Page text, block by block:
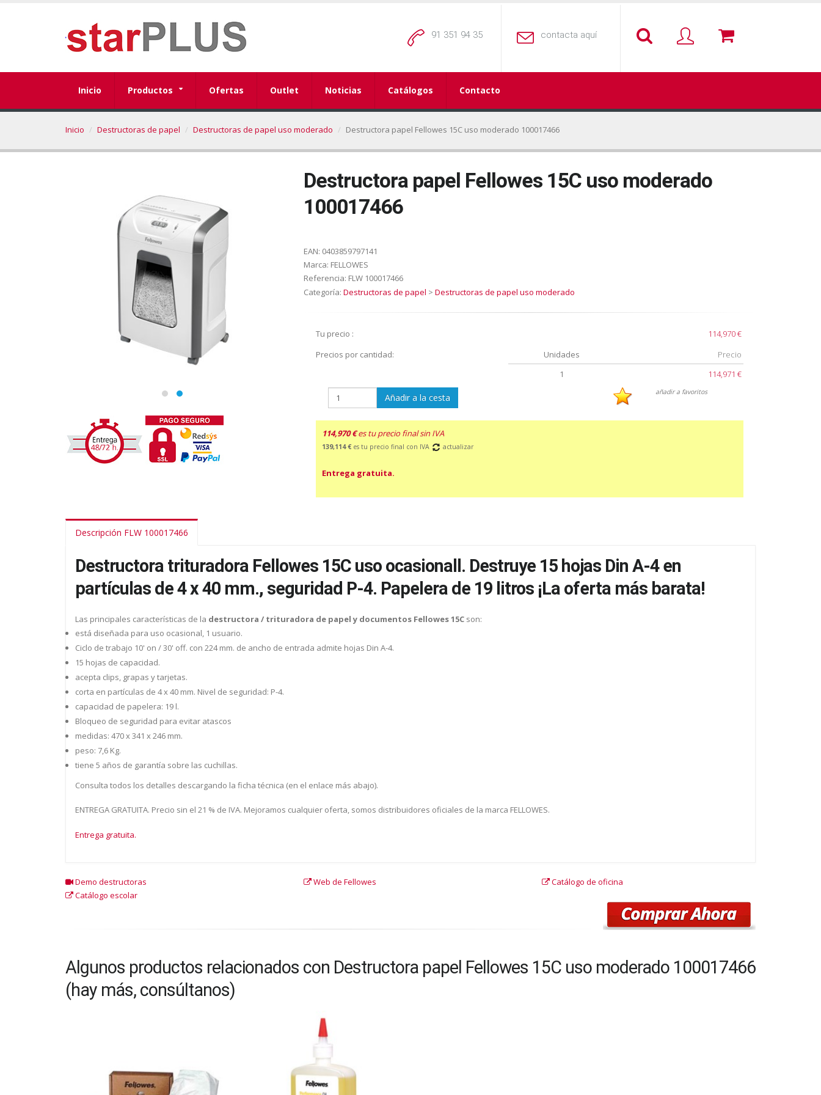
91 351 94 35 contacta aquí
Inicio Productos Ofertas Outlet Noticias Catálogos Contacto
Inicio Destructoras de papel Destructoras de papel uso moderado Destructora papel Fellowes 15C uso moderado 100017466
Destructora papel Fellowes 15C uso moderado
100017466
EAN: 0403859797141
Marca: FELLOWES
Referencia: FLW 100017466
Categoría: Destructoras de papel > Destructoras de papel uso moderado
Tu precio :
114,970 €
Precios por cantidad:
Unidades
Precio
1
114,971 €
Añadir a la cesta añadir a favoritos
114,970 € es tu precio final sin IVA
139,114 € es tu precio final con IVA actualizar
Entrega gratuita.
Descripción FLW 100017466
Destructora trituradora Fellowes 15C uso ocasionall. Destruye 15 hojas Din A-4 en
partículas de 4 x 40 mm., seguridad P-4. Papelera de 19 litros ¡La oferta más barata!
Las principales características de la destructora / trituradora de papel y documentos Fellowes 15C son:
está diseñada para uso ocasional, 1 usuario.
Ciclo de trabajo 10' on / 30' off. con 224 mm. de ancho de entrada admite hojas Din A-4.
15 hojas de capacidad.
acepta clips, grapas y tarjetas.
corta en partículas de 4 x 40 mm. Nivel de seguridad: P-4.
capacidad de papelera: 19 l.
Bloqueo de seguridad para evitar atascos
medidas: 470 x 341 x 246 mm.
peso: 7,6 Kg.
tiene 5 años de garantía sobre las cuchillas.
Consulta todos los detalles descargando la ficha técnica (en el enlace más abajo).
ENTREGA GRATUITA. Precio sin el 21 % de IVA. Mejoramos cualquier oferta, somos distribuidores oficiales de la marca FELLOWES.
Entrega gratuita.
Demo destructoras Web de Fellowes
Catálogo de oficina
Catálogo escolar
Algunos productos relacionados con Destructora papel Fellowes 15C uso moderado 100017466
(hay más, consúltanos)